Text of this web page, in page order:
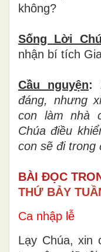
không?
Sống Lời
nhận bí tích
Cầu nguyện:
đáng, nhưng
con làm nhà
Chúa điều
con sẽ đi trong
BÀI ĐỌC
THỨ BẢY
Ca nhập lễ
Lạy Chúa, xin